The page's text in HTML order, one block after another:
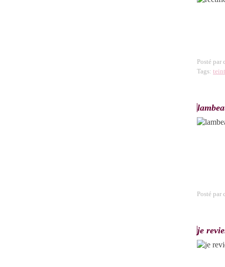
Posté par
Tags:
Posté par
je